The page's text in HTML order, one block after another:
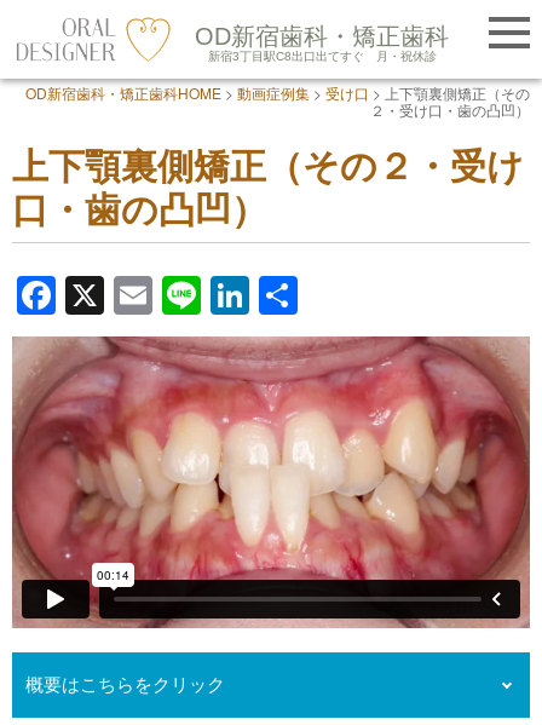
Skip
content
OD新宿歯科・矯正歯科
新宿3丁目駅C8出口出てすぐ 月・祝休診
LINE友だち追加
OD新宿歯科・矯正歯科HOME > 動画症例集 > 受け口 > 上下顎裏側矯正（その
２・受け口・歯の凸凹）
上下顎裏側矯正（その２・受け
口・歯の凸凹）
F
a
c
e
b
o
o
k
X E
m
ail
Li
n
e
Li
n
k
e
dI
n
有
概要はこちらをクリック